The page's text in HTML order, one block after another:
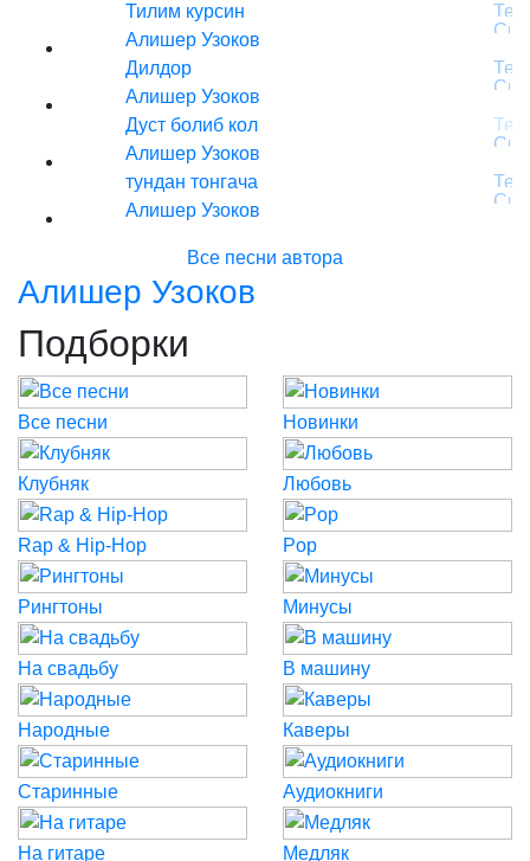
Тилим курсин
Алишер Узоков
Дилдор
Алишер Узоков
Дуст болиб кол
Алишер Узоков
тундан тонгача
Алишер Узоков
Все песни автора
Алишер Узоков
Подборки
Все песни Новинки
Клубняк Любовь
Rap & Hip-Hop Pop
Рингтоны Минусы
На свадьбу В машину
Народные Каверы
Старинные Аудиокниги
На гитаре Медляк